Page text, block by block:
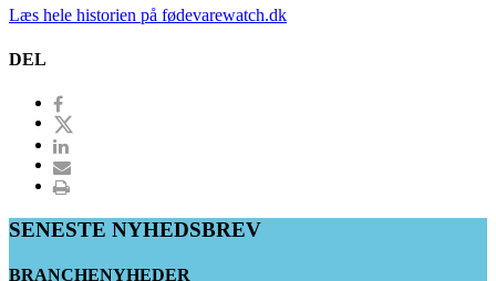
Læs hele historien på fødevarewatch.dk
DEL
SENESTE NYHEDSBREV
BRANCHENYHEDER